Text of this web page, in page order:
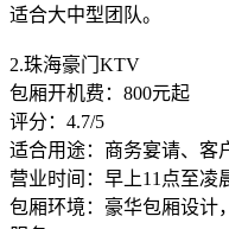
适合大中型团队。
2.珠海豪门KTV
包厢开机费：800元起
评分：4.7/5
适合用途：商务宴请、客
营业时间：早上11点至凌
包厢环境：豪华包厢设计